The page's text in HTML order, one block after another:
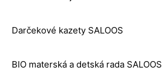
Darčekové kazety SALOOS
BIO materská a detská rada SALOOS